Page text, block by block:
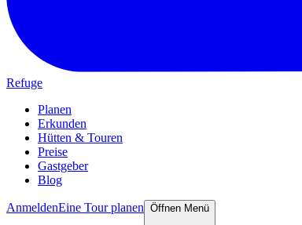
Refuge
Planen
Erkunden
Hütten & Touren
Preise
Gastgeber
Blog
AnmeldenEine Tour planen Öffnen Menü